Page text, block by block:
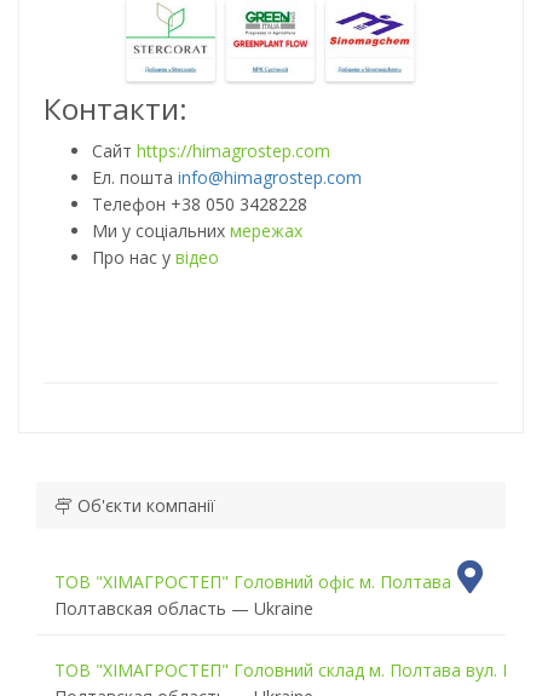
Контакти:
Сайт https://himagrostep.com
Ел. пошта info@himagrostep.com
Телефон +38 050 3428228
Ми у соціальних мережах
Про нас у відео
Об'єкти компанії
ТОВ "ХІМАГРОСТЕП" Головний офіс м. Полтава
Полтавская область — Ukraine
ТОВ "ХІМАГРОСТЕП" Головний склад м. Полтава вул.